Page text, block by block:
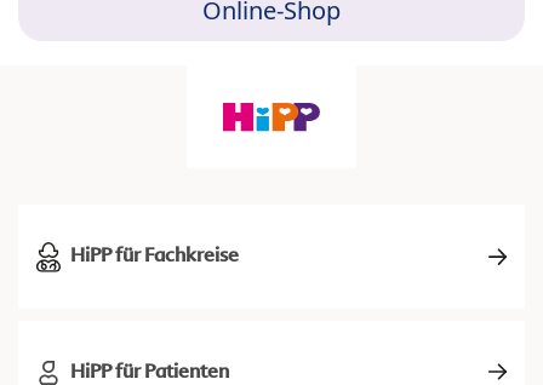
Online-Shop
HiPP für Fachkreise
HiPP für Patienten